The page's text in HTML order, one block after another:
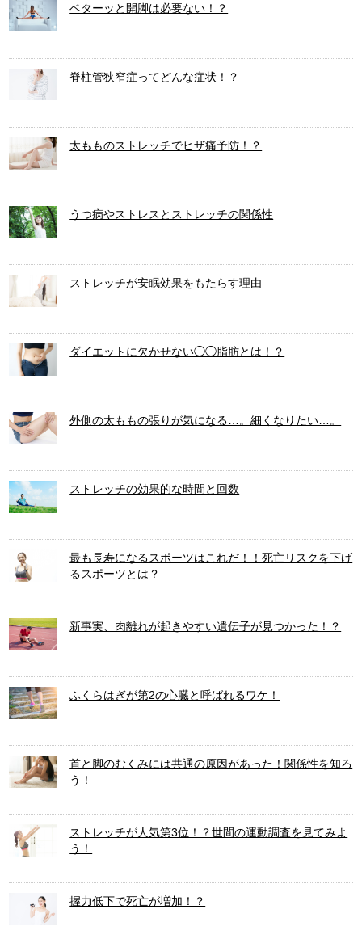
ベターッと開脚は必要ない！？
脊柱管狭窄症ってどんな症状！？
太もものストレッチでヒザ痛予防！？
うつ病やストレスとストレッチの関係性
ストレッチが安眠効果をもたらす理由
ダイエットに欠かせない◯◯脂肪とは！？
外側の太ももの張りが気になる…。細くなりたい…。
ストレッチの効果的な時間と回数
最も長寿になるスポーツはこれだ！！死亡リスクを下げ
るスポーツとは？
新事実、肉離れが起きやすい遺伝子が見つかった！？
ふくらはぎが第2の心臓と呼ばれるワケ！
首と脚のむくみには共通の原因があった！関係性を知ろ
う！
ストレッチが人気第3位！？世間の運動調査を見てみよ
う！
握力低下で死亡が増加！？